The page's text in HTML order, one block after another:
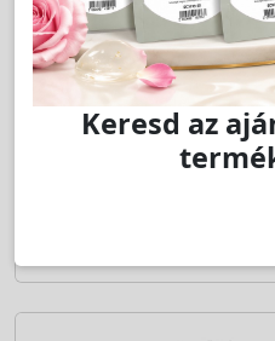
Jutalom:36 pont